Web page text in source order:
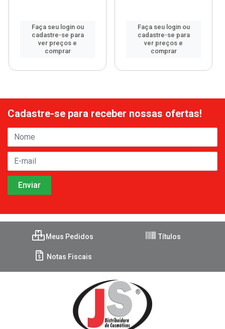
Faça seu login ou
cadastre-se para
ver preços e
comprar
Faça seu login ou
cadastre-se para
ver preços e
comprar
Cadastre-se para receber nossas ofertas!
Meus Pedidos Títulos
Notas Fiscais